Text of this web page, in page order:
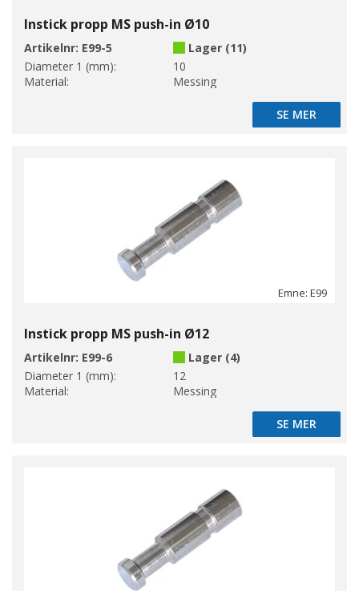
Instick propp MS push-in Ø10
Artikelnr: E99-5
Lager (11)
Diameter 1 (mm):
10
Material:
Messing
SE MER
SE MER
Emne: E99
Instick propp MS push-in Ø12
Artikelnr: E99-6
Lager (4)
Diameter 1 (mm):
12
Material:
Messing
SE MER
SE MER